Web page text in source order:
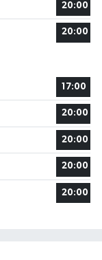
20:00
20:00
17:00
20:00
20:00
20:00
20:00